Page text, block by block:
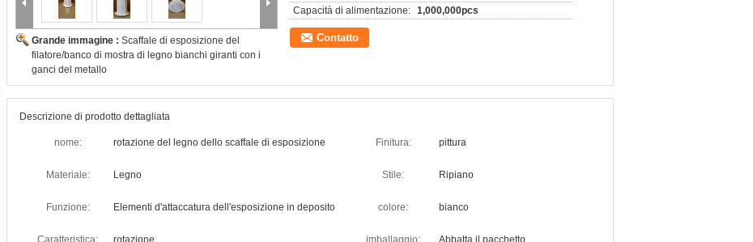
Grande immagine : Scaffale di esposizione del
filatore/banco di mostra di legno bianchi giranti con i
ganci del metallo
Capacità di alimentazione: 1,000,000pcs
Contatto
Descrizione di prodotto dettagliata
nome: rotazione del legno dello scaffale di esposizione Finitura: pittura
Materiale: Legno Stile: Ripiano
Funzione: Elementi d'attaccatura dell'esposizione in deposito colore: bianco
Caratteristica: rotazione imballaggio: Abbatta il pacchetto